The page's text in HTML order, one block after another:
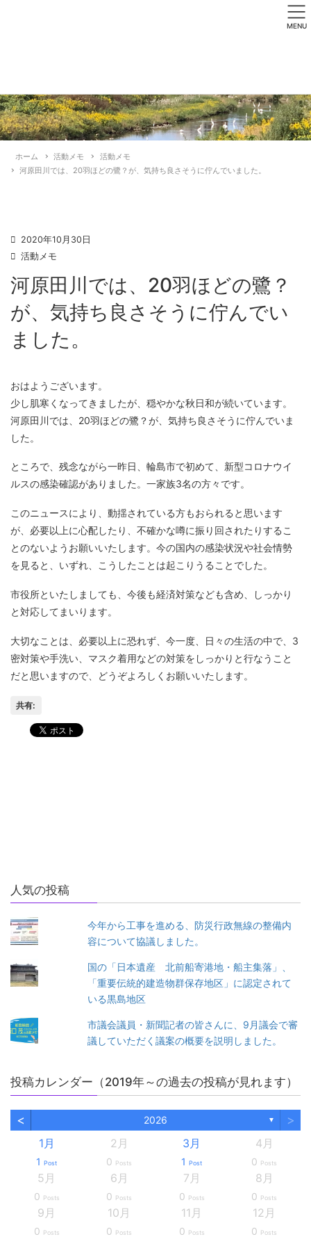
ホーム 活動メモ
活動メモ
河原田川では、20羽ほどの鷺？が、気持ち良さそうに佇んでいました。
2020年10月30日
活動メモ
河原田川では、20羽ほどの鷺？
が、気持ち良さそうに佇んでい
ました。
おはようございます。
少し肌寒くなってきましたが、穏やかな秋日和が続いています。
河原田川では、20羽ほどの鷺？が、気持ち良さそうに佇んでいま
した。
ところで、残念ながら一昨日、輪島市で初めて、新型コロナウイ
ルスの感染確認がありました。一家族3名の方々です。
このニュースにより、動揺されている方もおられると思います
が、必要以上に心配したり、不確かな噂に振り回されたりするこ
とのないようお願いいたします。今の国内の感染状況や社会情勢
を見ると、いずれ、こうしたことは起こりうることでした。
市役所といたしましても、今後も経済対策なども含め、しっかり
と対応してまいります。
大切なことは、必要以上に恐れず、今一度、日々の生活の中で、3
密対策や手洗い、マスク着用などの対策をしっかりと行なうこと
だと思いますので、どうぞよろしくお願いいたします。
共有:
人気の投稿
今年から工事を進める、防災行政無線の整備内
容について協議しました。
国の「日本遺産 北前船寄港地・船主集落」、
「重要伝統的建造物群保存地区」に認定されて
いる黒島地区
市議会議員・新聞記者の皆さんに、9月議会で審
議していただく議案の概要を説明しました。
投稿カレンダー（2019年～の過去の投稿が見れます）
< 2026 ▼ >
1月
1 Post
2月
0 Posts
3月
1 Post
4月
0 Posts
5月
0 Posts
6月
0 Posts
7月
0 Posts
8月
0 Posts
9月
0 Posts
10月
0 Posts
11月
0 Posts
12月
0 Posts
MENU